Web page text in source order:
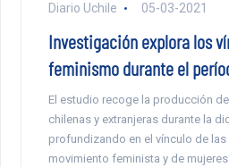
Diario Uchile 05-03-2021
Investigación explora los
feminismo durante el
El estudio recoge la producción
chilenas y extranjeras durante la
profundizando en el vínculo de las
movimiento feminista y de